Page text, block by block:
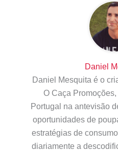
Daniel
Daniel Mesquita é o
O Caça
Portugal na antevisão
oportunidades de
estratégias de
diariamente a